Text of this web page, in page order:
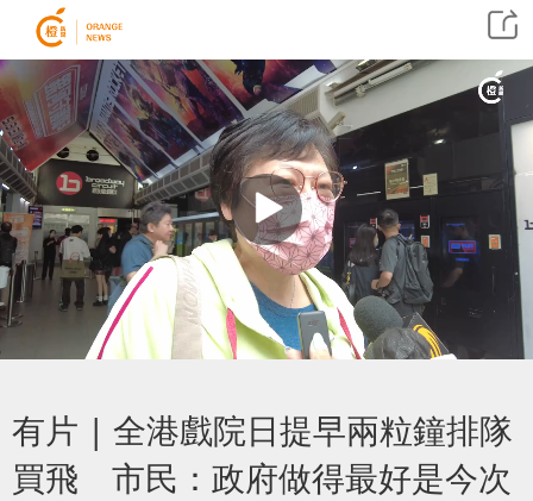
有片 | 全港戲院日提早兩粒鐘排隊
買飛 市民：政府做得最好是今次